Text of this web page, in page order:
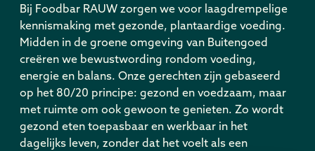
Bij Foodbar RAUW zorgen we voor laagdrempelige
kennismaking met gezonde, plantaardige voeding.
Midden in de groene omgeving van Buitengoed
creëren we bewustwording rondom voeding,
energie en balans. Onze gerechten zijn gebaseerd
op het 80/20 principe: gezond en voedzaam, maar
met ruimte om ook gewoon te genieten. Zo wordt
gezond eten toepasbaar en werkbaar in het
dagelijks leven, zonder dat het voelt als een